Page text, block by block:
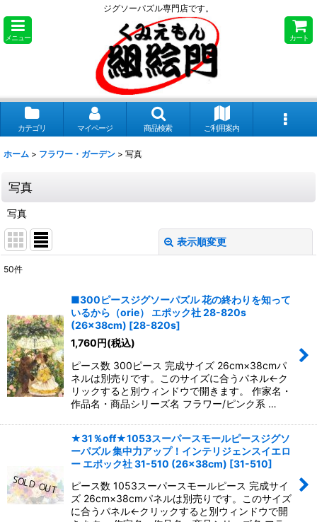
ジグソーパズル専門店です。
メニュー カート
カテゴリ マイページ 商品検索 ご利用案内
ホーム > フラワー・ガーデン > 写真
写真
写真
表示順変更
並び順:
絞り込む
50件
■300ピースジグソーパズル 花の終わりを知って
いるから（orie） エポック社 28-820s
(26×38cm) [28-820s]
1,760円(税込)
ピース数 300ピース 完成サイズ 26cm×38cmパ
ネルは別売りです。このサイズに合うパネル←ク
リックすると別ウィンドウで開きます。 作家名・
作品名・商品シリーズ名 フラワー/ピンク系 …
★31％off★1053スーパースモールピースジグソ
ーパズル 集中力アップ！インテリジェンスイエロ
ー エポック社 31-510 (26×38cm) [31-510]
ピース数 1053スーパースモールピース 完成サイ
ズ 26cm×38cmパネルは別売りです。このサイズ
に合うパネル←クリックすると別ウィンドウで開